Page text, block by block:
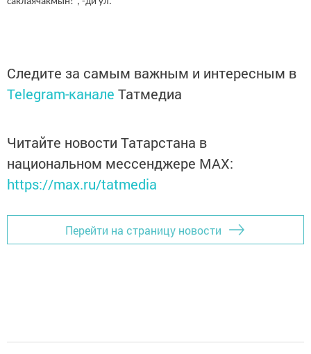
Следите за самым важным и интересным в
Telegram-канале Татмедиа
Читайте новости Татарстана в
национальном мессенджере MАХ:
https://max.ru/tatmedia
Перейти на страницу новости